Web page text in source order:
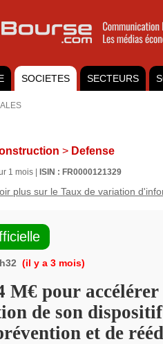
SOCIETES SECTEURS
> Defense
1 mois |
ISIN : FR0000121329
plus sur le Taux de variation
(il y a 3 mois)
M€ pour
de son
et de